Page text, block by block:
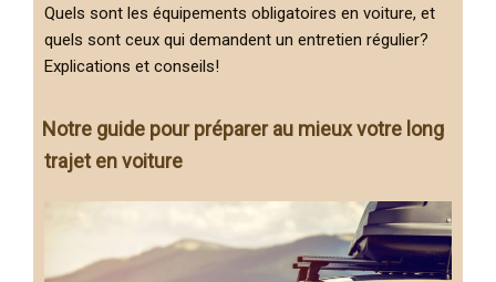
Quels sont les équipements obligatoires en voiture, et
quels sont ceux qui demandent un entretien régulier?
Explications et conseils!
Notre guide pour préparer au mieux votre long
trajet en voiture